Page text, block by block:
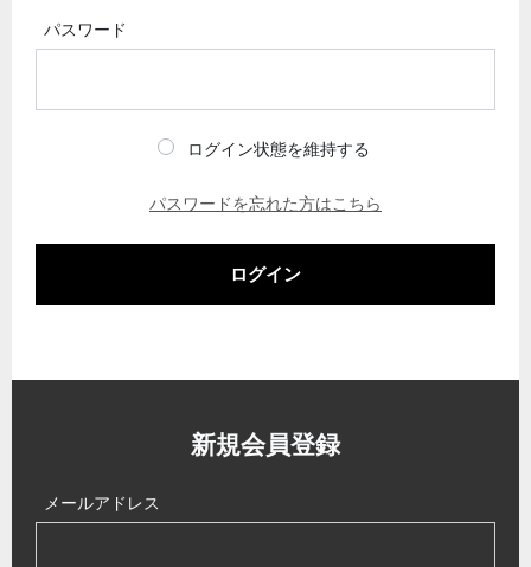
パスワード
ログイン状態を維持する
パスワードを忘れた方はこちら
ログイン
新規会員登録
メールアドレス